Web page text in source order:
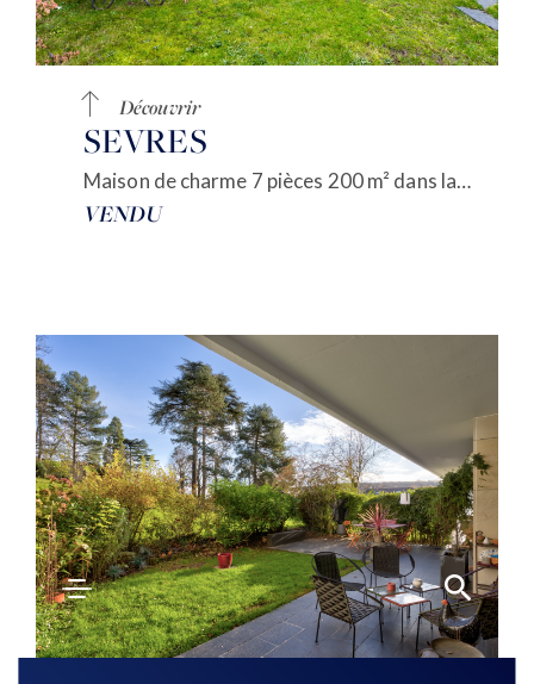
Découvrir
SEVRES
Maison de charme 7 pièces 200 m² dans la verdure et au calme
VENDU